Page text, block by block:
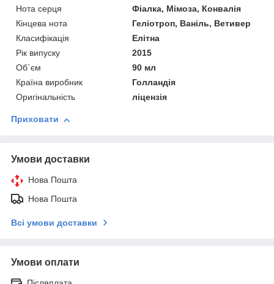
Нота серця
Фіалка, Мімоза, Конвалія
Кінцева нота
Геліотроп, Ваніль, Ветивер
Класифікація
Елітна
Рік випуску
2015
Об`єм
90 мл
Країна виробник
Голландія
Оригінальність
ліцензія
Приховати
Умови доставки
Нова Пошта
Нова Пошта
Всі умови доставки
Умови оплати